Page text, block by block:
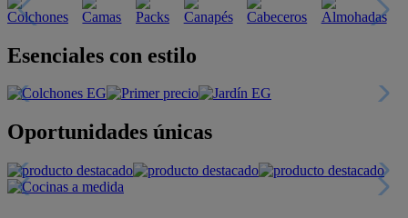
Esenciales con estilo
Oportunidades únicas